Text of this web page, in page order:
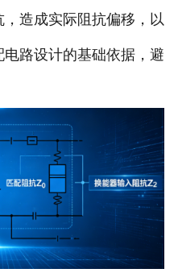
造成实际阻抗偏移，以
路设计的基础依据，避